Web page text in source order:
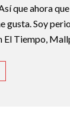
que ahora
gusta. Soy
El Tiempo,